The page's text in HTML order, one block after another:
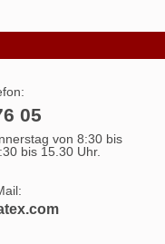
05
von 8:30 bis
bis 15.30 Uhr.